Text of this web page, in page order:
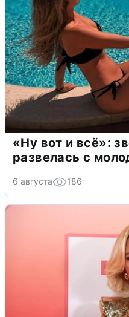
«Ну вот и всё»:
развелась с
6 августа 186